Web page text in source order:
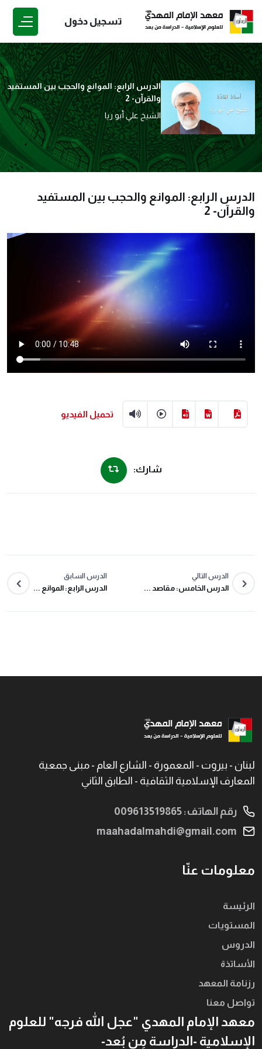
تسجيل دخول
الدرس الرابع: الموانع والحجب بين المستفيد
والقرآن- 2
الشيخ علي أبو ريا
الدرس الرابع: الموانع والحجب بين المستفيد
والقرآن- 2
تحميل الفيديو
شارك:
الدرس التالي
الدرس الخامس: مقاصد ...
الدرس السابق
الدرس الرابع: الموانع ...
لبنان - بيروت - المعمورة - الشارع العام - مبنى جمعية
المعارف الإسلامية الثقافية - الطابق الثاني
رقم الهاتف: 009613519865
maahadalmahdi@gmail.com
معلومات عنّا
الرئيسة
المستويات
الدروس
الأساتذة
رزنامة المعهد
تواصل معنا
معهد الإمام المهدي "عجل الله فرجه" للعلوم
الإسلامية -الدراسة مِن بُعد-